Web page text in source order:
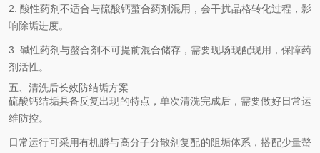
2. 酸性药剂不适合与硫酸钙螯合药剂混用，会干扰晶格转化过程，影
响除垢进度。
3. 碱性药剂与螯合剂不可提前混合储存，需要现场现配现用，保障药
剂活性。
五、清洗后长效防结垢方案
硫酸钙结垢具备反复出现的特点，单次清洗完成后，需要做好日常运
维防控。
日常运行可采用有机膦与高分子分散剂复配的阻垢体系，搭配少量螯